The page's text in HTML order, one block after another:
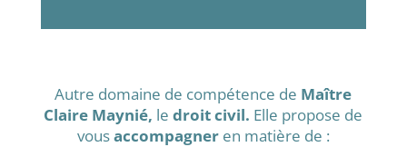
Autre domaine de compétence de Maître
Claire Maynié, le droit civil. Elle propose de
vousaccompagner en matière de :